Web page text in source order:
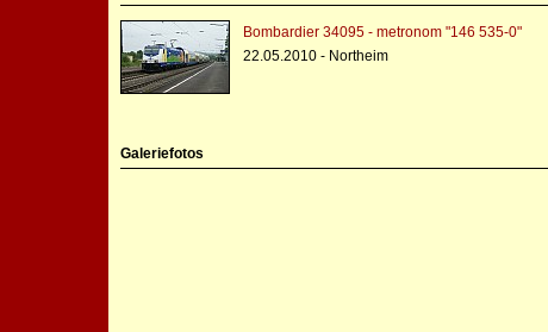
Bombardier 34095 - metronom "146 535-0"
22.05.2010 - Northeim
Galeriefotos